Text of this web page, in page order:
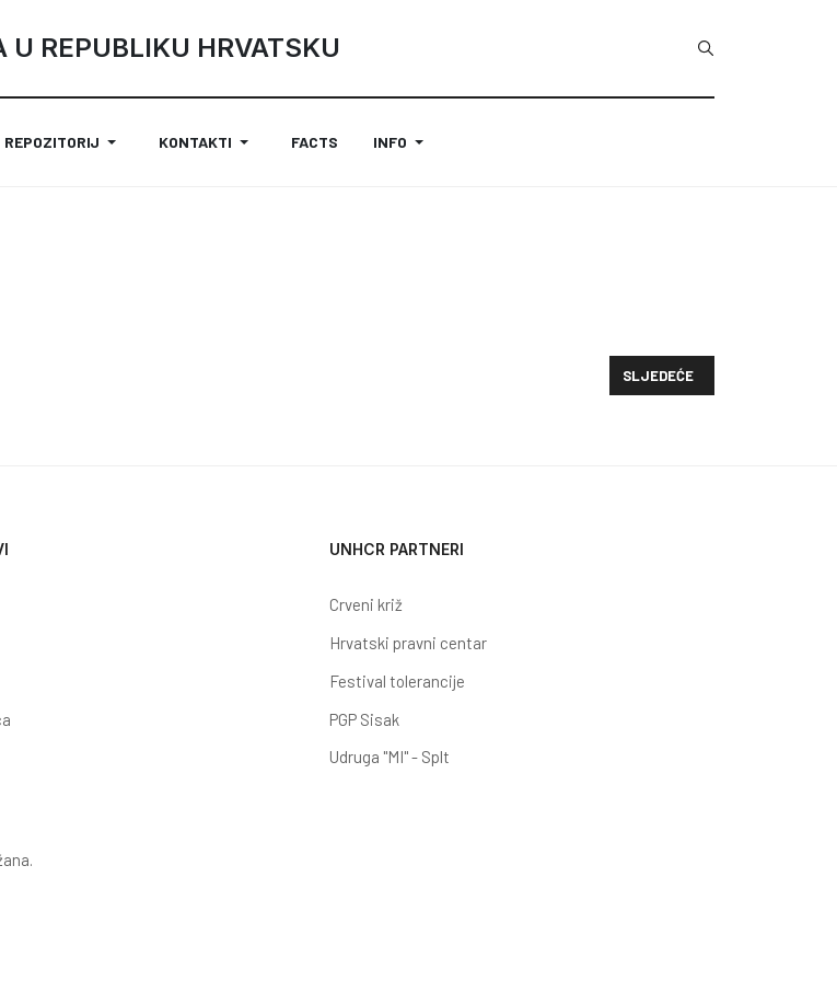
U REPUBLIKU HRVATSKU
REPOZITORIJ KONTAKTI FACTS INFO
SLJEDEĆI ČLANAK: HTTPS://
SLJEDEĆE
UNHCR PARTNERI
Crveni križ
Hrvatski pravni centar
Festival tolerancije
PGP Sisak
Udruga "MI" - Splt